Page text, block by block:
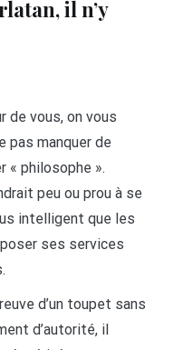
il n’y
de vous, on vous
pas manquer de
« philosophe ».
peu ou prou à se
intelligent que les
ses services
d’un toupet sans
d’autorité, il